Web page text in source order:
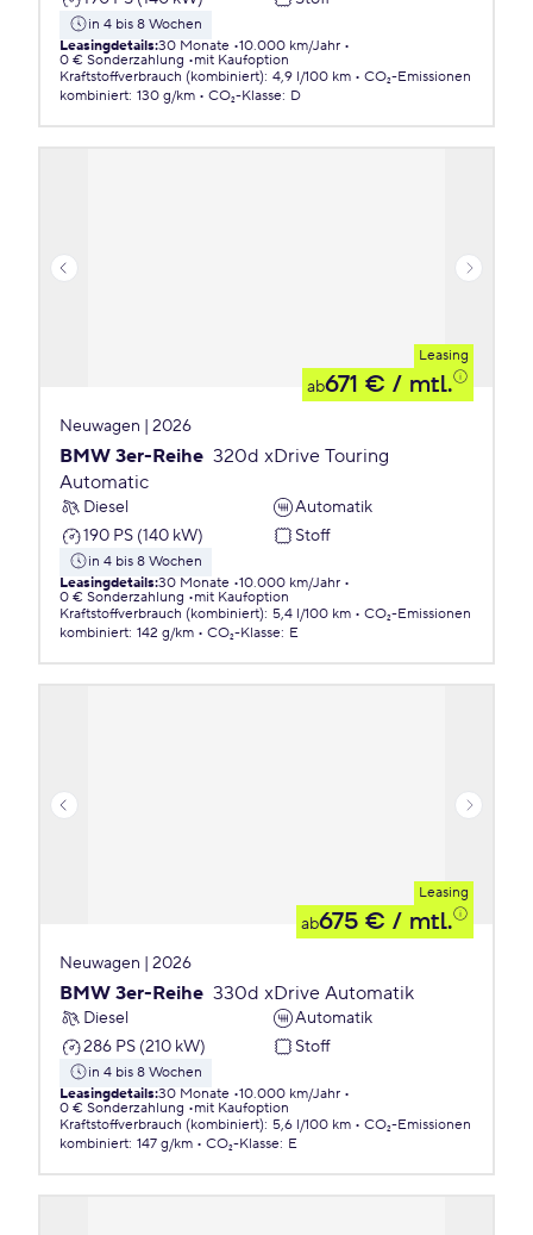
in 4 bis 8 Wochen
Leasingdetails:30 Monate 10.000 km/Jahr
0 € Sonderzahlung
mit Kaufoption
Kraftstoffverbrauch (kombiniert): 4,9 l/100 km
CO₂-Emissionen
kombiniert: 130 g/km CO₂-Klasse: D
Leasing
ab671 € / mtl.
Neuwagen | 2026
BMW 3er-Reihe 320d xDrive Touring
Automatic
Diesel
Automatik
190 PS (140 kW)
Stoff
in 4 bis 8 Wochen
Leasingdetails:30 Monate 10.000 km/Jahr
0 € Sonderzahlung
mit Kaufoption
Kraftstoffverbrauch (kombiniert): 5,4 l/100 km
CO₂-Emissionen
kombiniert: 142 g/km CO₂-Klasse: E
Leasing
ab675 € / mtl.
Neuwagen | 2026
BMW 3er-Reihe 330d xDrive Automatik
Diesel
Automatik
286 PS (210 kW)
Stoff
in 4 bis 8 Wochen
Leasingdetails:30 Monate 10.000 km/Jahr
0 € Sonderzahlung
mit Kaufoption
Kraftstoffverbrauch (kombiniert): 5,6 l/100 km
CO₂-Emissionen
kombiniert: 147 g/km CO₂-Klasse: E